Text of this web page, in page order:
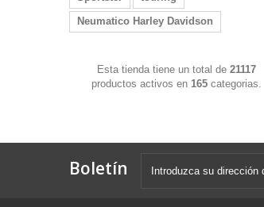
Neumatico Harley Davidson
Esta tienda tiene un total de 21117
productos activos en 165 categorias.
Boletín